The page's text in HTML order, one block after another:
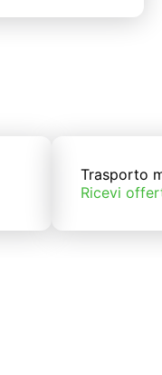
Trasporto
Ricevi